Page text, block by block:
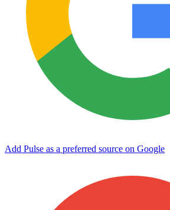
Add Pulse as a preferred source on Google